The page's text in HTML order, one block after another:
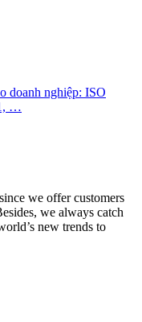
we offer customers
we always catch
new trends to